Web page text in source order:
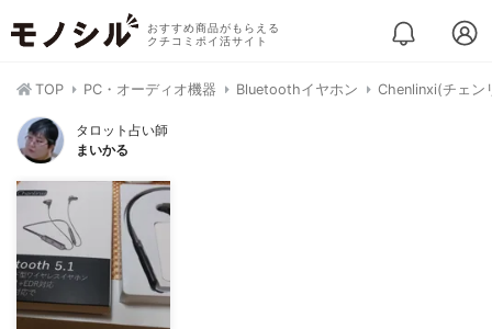
おすすめ商品がもらえる
クチコミポイ活サイト
TOP PC・オーディオ機器 Bluetoothイヤホン Chenlinxi(チェン
タロット占い師
まいかる